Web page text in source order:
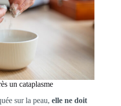
un cataplasme
sur la peau, elle ne doit